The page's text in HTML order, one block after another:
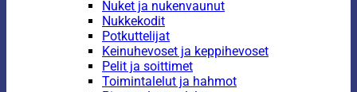
Nuket ja nukenvaunut
Nukkekodit
Potkuttelijat
Keinuhevoset ja keppihevoset
Pelit ja soittimet
Toimintalelut ja hahmot